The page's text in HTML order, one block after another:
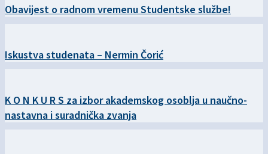
Obavijest o radnom vremenu Studentske službe!
Iskustva studenata – Nermin Čorić
K O N K U R S za izbor akademskog osoblja u naučno-
nastavna i suradnička zvanja